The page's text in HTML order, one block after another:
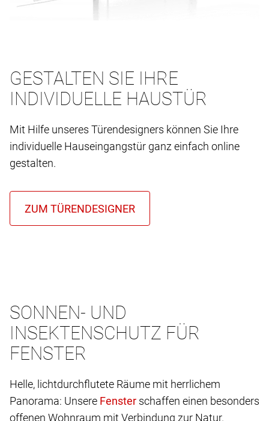
GESTALTEN SIE IHRE
INDIVIDUELLE HAUSTÜR
Mit Hilfe unseres Türendesigners können Sie Ihre
individuelle Hauseingangstür ganz einfach online
gestalten.
SONNEN- UND
INSEKTENSCHUTZ FÜR
FENSTER
Helle, lichtdurchflutete Räume mit herrlichem
Panorama: Unsere
schaffen einen besonders
offenen Wohnraum mit Verbindung zur Natur.